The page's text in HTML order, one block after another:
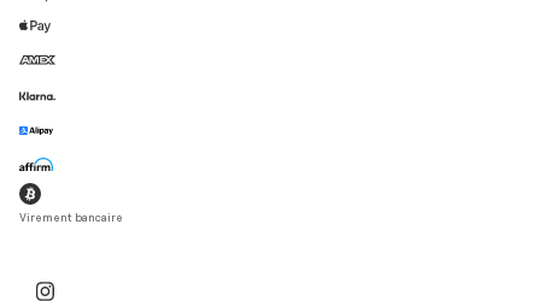
Virement bancaire